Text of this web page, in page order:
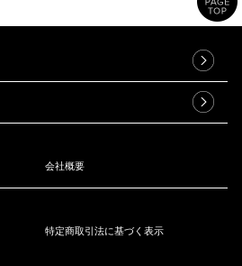
会社概要
特定商取引法に基づく表示